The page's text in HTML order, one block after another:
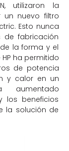
utilizaron la
un nuevo filtro
Esto nunca
fabricación
la forma y el
ha permitido
de potencia
y calor en un
aumentado
los beneficios
la solución de